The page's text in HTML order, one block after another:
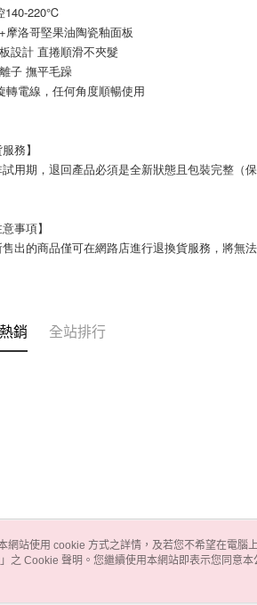
140-220℃
摩洛哥堅果油陶瓷釉面板
設計 直捲順滑不夾髮
子 撫平毛躁
轉電線，任何角度順暢使用
務】
用期，退回產品必須是全新狀態且包裝完整（
事項】
出的商品僅可在網路店進行退換貨服務，將無
銷 全站排行
關於我們
網站使用 cookie 方式之詳情，及若您不希望在電腦
」之 Cookie 聲明。您繼續使用本網站即表示您同意